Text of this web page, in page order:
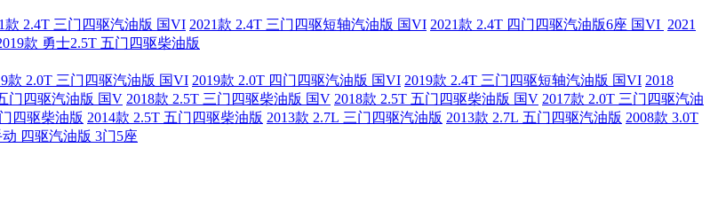
款 2.4T 三门四驱汽油版 国VI 2021款 2.4T 三门四驱短轴汽油版 国VI 2021款 2.4T 四门四驱汽油版6座 国VI 2021
款 勇士2.5T 五门四驱柴油版
款 2.0T 三门四驱汽油版 国VI 2019款 2.0T 四门四驱汽油版 国VI 2019款 2.4T 三门四驱短轴汽油版 国VI 2018
门四驱汽油版 国V 2018款 2.5T 三门四驱柴油版 国V 2018款 2.5T 五门四驱柴油版 国V 2017款 2.0T 三门四驱汽油
四驱柴油版 2014款 2.5T 五门四驱柴油版 2013款 2.7L 三门四驱汽油版 2013款 2.7L 五门四驱汽油版 2008款 3.0T
动 四驱汽油版 3门5座